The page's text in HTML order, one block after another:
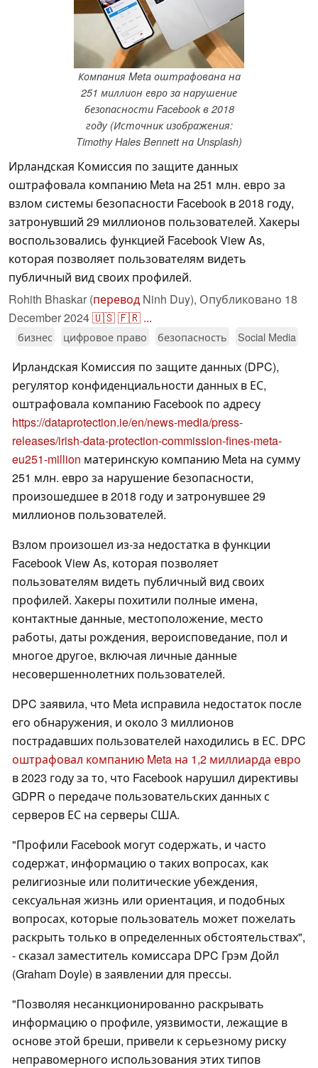
Компания Meta оштрафована на
251 миллион евро за нарушение
безопасности Facebook в 2018
году (Источник изображения:
Timothy Hales Bennett на Unsplash)
Ирландская Комиссия по защите данных
оштрафовала компанию Meta на 251 млн. евро за
взлом системы безопасности Facebook в 2018 году,
затронувший 29 миллионов пользователей. Хакеры
воспользовались функцией Facebook View As,
которая позволяет пользователям видеть
публичный вид своих профилей.
Rohith Bhaskar (перевод Ninh Duy), Опубликовано 18
December 2024🇺🇸🇫🇷 ...
бизнес цифровое право безопасность Social Media
Ирландская Комиссия по защите данных (DPC),
регулятор конфиденциальности данных в ЕС,
оштрафовала компанию Facebook по адресу
https://dataprotection.ie/en/news-media/press-
releases/irish-data-protection-commission-fines-meta-
eu251-million материнскую компанию Meta на сумму
251 млн. евро за нарушение безопасности,
произошедшее в 2018 году и затронувшее 29
миллионов пользователей.
Взлом произошел из-за недостатка в функции
Facebook View As, которая позволяет
пользователям видеть публичный вид своих
профилей. Хакеры похитили полные имена,
контактные данные, местоположение, место
работы, даты рождения, вероисповедание, пол и
многое другое, включая личные данные
несовершеннолетних пользователей.
DPC заявила, что Meta исправила недостаток после
его обнаружения, и около 3 миллионов
пострадавших пользователей находились в ЕС. DPC
оштрафовал компанию Meta на 1,2 миллиарда евро
в 2023 году за то, что Facebook нарушил директивы
GDPR о передаче пользовательских данных с
серверов ЕС на серверы США.
"Профили Facebook могут содержать, и часто
содержат, информацию о таких вопросах, как
религиозные или политические убеждения,
сексуальная жизнь или ориентация, и подобных
вопросах, которые пользователь может пожелать
раскрыть только в определенных обстоятельствах",
- сказал заместитель комиссара DPC Грэм Дойл
(Graham Doyle) в заявлении для прессы.
"Позволяя несанкционированно раскрывать
информацию о профиле, уязвимости, лежащие в
основе этой бреши, привели к серьезному риску
неправомерного использования этих типов